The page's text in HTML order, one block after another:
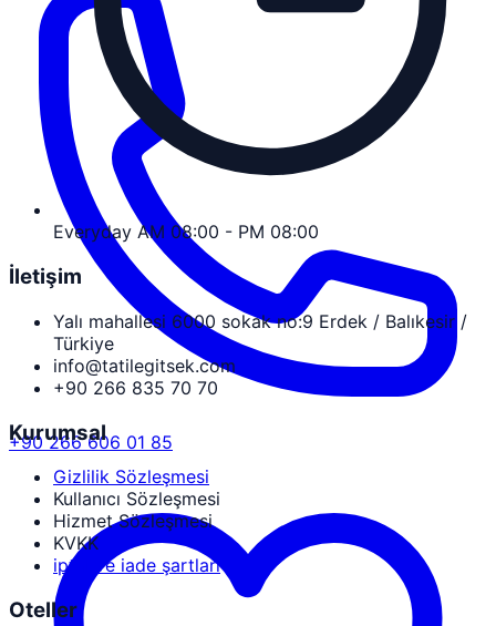
+90 266 606 01 85
Everyday AM 08:00 - PM 08:00
İletişim
Yalı mahallesi 6000 sokak no:9 Erdek / Balıkesir /
Türkiye
info@tatilegitsek.com
+90 266 835 70 70
Kurumsal
Gizlilik Sözleşmesi
Kullanıcı Sözleşmesi
Hizmet Sözleşmesi
KVKK
iptal ve iade şartları
Oteller